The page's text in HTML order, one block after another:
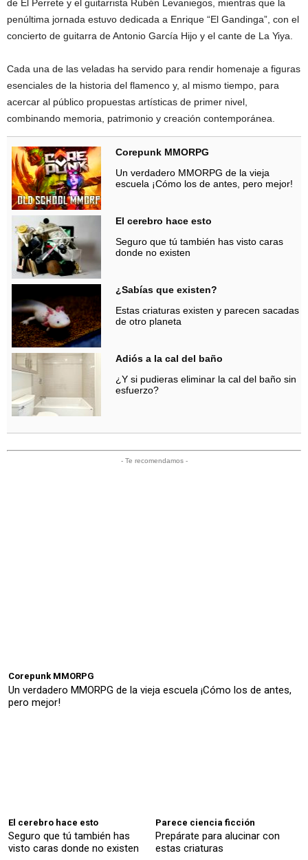
de El Perrete y el guitarrista Rubén Levaniegos, mientras que la
penúltima jornada estuvo dedicada a Enrique “El Gandinga”, con el
concierto de guitarra de Antonio García Hijo y el cante de La Yiya.
Cada una de las veladas ha servido para rendir homenaje a figuras
esenciales de la historia del flamenco y, al mismo tiempo, para
acercar al público propuestas artísticas de primer nivel,
combinando memoria, patrimonio y creación contemporánea.
Corepunk MMORPG
Un verdadero MMORPG de la vieja
escuela ¡Cómo los de antes, pero mejor!
El cerebro hace esto
Seguro que tú también has visto caras
donde no existen
¿Sabías que existen?
Estas criaturas existen y parecen sacadas
de otro planeta
Adiós a la cal del baño
¿Y si pudieras eliminar la cal del baño sin
esfuerzo?
- Te recomendamos -
Corepunk MMORPG
Un verdadero MMORPG de la vieja escuela ¡Cómo los de antes,
pero mejor!
El cerebro hace esto
Seguro que tú también has
visto caras donde no existen
Parece ciencia ficción
Prepárate para alucinar con
estas criaturas